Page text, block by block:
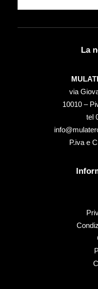
La
via
10010 –
tel
P.iva e